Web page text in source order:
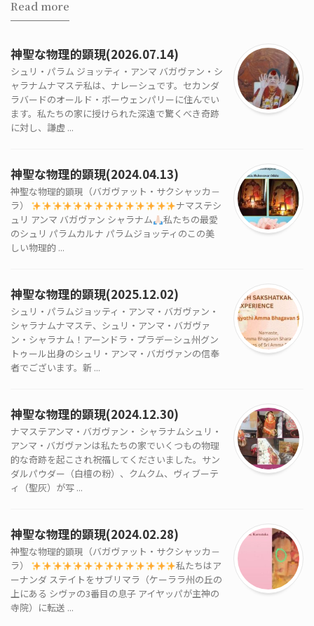
Read more
神聖な物理的顕現(2026.07.14)
シュリ・パラム ジョッティ・アンマ バガヴァン・シ
ャラナムナマステ私は、ナレーシュです。セカンダ
ラバードのオールド・ボーウェンパリーに住んでい
ます。私たちの家に授けられた深遠で驚くべき奇跡
に対し、謙虚 ...
神聖な物理的顕現(2024.04.13)
神聖な物理的顕現（バガヴァット・サクシャッカ－
ラ）
ナマステシ
ュリ アンマ バガヴァン シャラナム
私たちの最愛
のシュリ パラムカルナ パラムジョッティのこの美
しい物理的 ...
神聖な物理的顕現(2025.12.02)
シュリ・パラムジョッティ・アンマ・バガヴァン・
シャラナムナマステ、シュリ・アンマ・バガヴァ
ン・シャラナム！アーンドラ・プラデーシュ州グン
トゥール出身のシュリ・アンマ・バガヴァンの信奉
者でございます。新 ...
神聖な物理的顕現(2024.12.30)
ナマステアンマ・バガヴァン・ シャラナムシュリ・
アンマ・バガヴァンは私たちの家でいくつもの物理
的な奇跡を起こされ祝福してくださいました。サン
ダルパウダー（白檀の粉）、クムクム、ヴィブーテ
ィ（聖灰）が写 ...
神聖な物理的顕現(2024.02.28)
神聖な物理的顕現（バガヴァット・サクシャッカ－
ラ）
私たちはア
ーナンダ ステイトをサブリマラ（ケーララ州の丘の
上にある シヴァの3番目の息子 アイヤッパが主神の
寺院）に転送 ...